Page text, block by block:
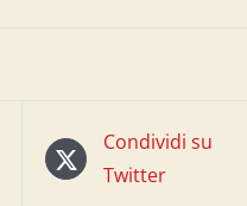
Condividi su
Twitter